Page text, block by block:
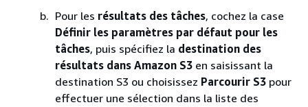
Pour les résultats des tâches, cochez la case
Définir les paramètres par défaut pour les
tâches, puis spécifiez la destination des
résultats dans Amazon S3 en saisissant la
destination S3 ou choisissez Parcourir S3 pour
effectuer une sélection dans la liste des